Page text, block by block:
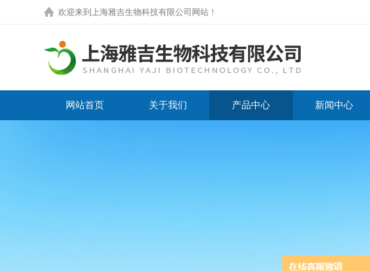
欢迎来到 上海雅吉生物科技有限公司网站 ！
网站首页 关于我们 产品中心 新闻中心